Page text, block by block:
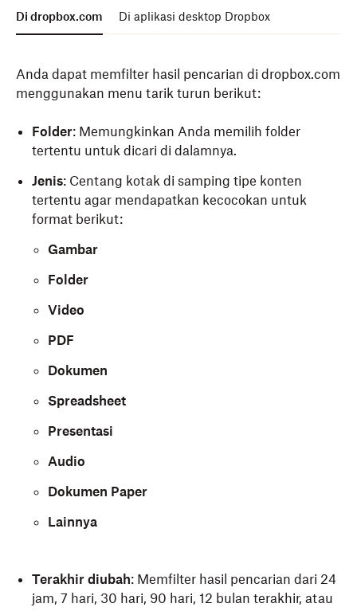
Klik bilah pencarian di bagian atas.
kueri Anda akan muncul saat Anda mengetik.
turunTanggaldanJenis.
Catatan:Jika Anda membuka file atau folder
dari hasil pencarian yang tidak disinkronkan
terbuka di dropbox.com, bukan di folder
Dropbox Anda di File Explorer/Finder.
Ketuk
Cari semua Dropbox di bagian atas.
Ketikkan item yang ingin Anda cari.
KetukCariatau tunggu hasilnya.
Di dropbox.com Di aplikasi desktop Dropbox
Anda dapat memfilter hasil pencarian di dropbox.com
menggunakan menu tarik turun berikut:
Folder: Memungkinkan Anda memilih folder
tertentu untuk dicari di dalamnya.
Jenis: Centang kotak di samping tipe konten
tertentu agar mendapatkan kecocokan untuk
format berikut:
Gambar
Folder
Video
PDF
Dokumen
Spreadsheet
Presentasi
Audio
Dokumen Paper
Lainnya
Terakhir diubah: Memfilter hasil pencarian dari 24
jam, 7 hari, 30 hari, 90 hari, 12 bulan terakhir, atau